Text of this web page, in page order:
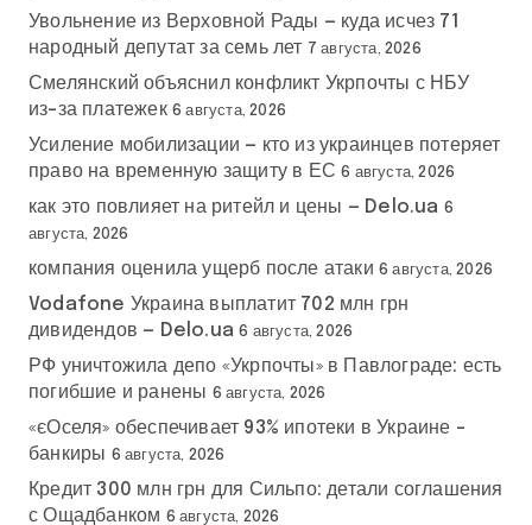
Увольнение из Верховной Рады — куда исчез 71
народный депутат за семь лет 7 августа, 2026
Смелянский объяснил конфликт Укрпочты с НБУ
из-за платежек 6 августа, 2026
Усиление мобилизации — кто из украинцев потеряет
право на временную защиту в ЕС 6 августа, 2026
как это повлияет на ритейл и цены — Delo.ua 6
августа, 2026
компания оценила ущерб после атаки 6 августа, 2026
Vodafone Украина выплатит 702 млн грн
дивидендов — Delo.ua 6 августа, 2026
РФ уничтожила депо «Укрпочты» в Павлограде: есть
погибшие и ранены 6 августа, 2026
«єОселя» обеспечивает 93% ипотеки в Украине –
банкиры 6 августа, 2026
Кредит 300 млн грн для Сильпо: детали соглашения
с Ощадбанком 6 августа, 2026